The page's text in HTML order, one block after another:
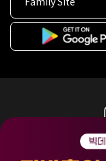
Family Site
365mc